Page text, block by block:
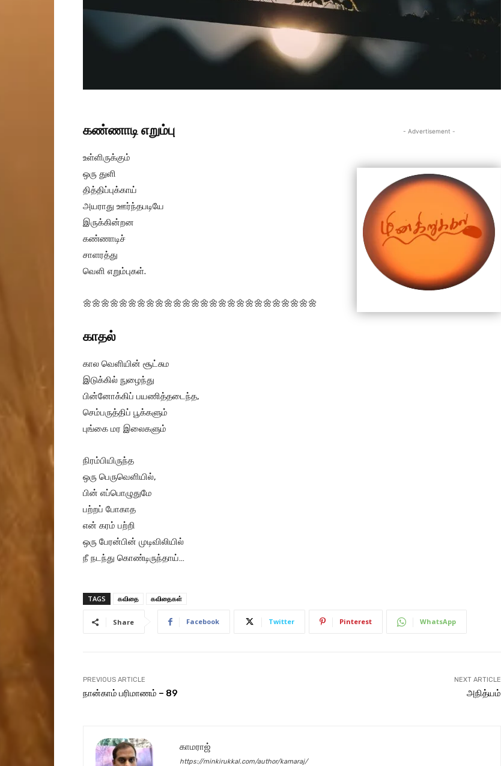
- Advertisement -
கண்ணாடி எறும்பு
உள்ளிருக்கும்
ஒரு துளி
தித்திப்புக்காய்
அயராது ஊர்ந்தபடியே
இருக்கின்றன
கண்ணாடிச்
சாளரத்து
வெளி எறும்புகள்.
🌼🌼🌼🌼🌼🌼🌼🌼🌼🌼🌼🌼🌼🌼🌼🌼🌼🌼🌼🌼🌼🌼🌼🌼🌼🌼
காதல்
கால வெளியின் சூட்சும
இடுக்கில் நுழைந்து
பின்னோக்கிப் பயணித்தடைந்த,
செம்பருத்திப் பூக்களும்
புங்கை மர இலைகளும்
நிரம்பியிருந்த
ஒரு பெருவெளியில்,
பின் எப்பொழுதுமே
பற்றப் போகாத
என் கரம் பற்றி
ஒரு பேரன்பின் முடிவிலியில்
நீ நடந்து கொண்டிருந்தாய்…
TAGS கவிதை கவிதைகள்
Share Facebook Twitter Pinterest WhatsApp
PREVIOUS ARTICLE
நான்காம் பரிமாணம் – 89
NEXT ARTICLE
அநித்யம்
காமராஜ்
https://minkirukkal.com/author/kamaraj/